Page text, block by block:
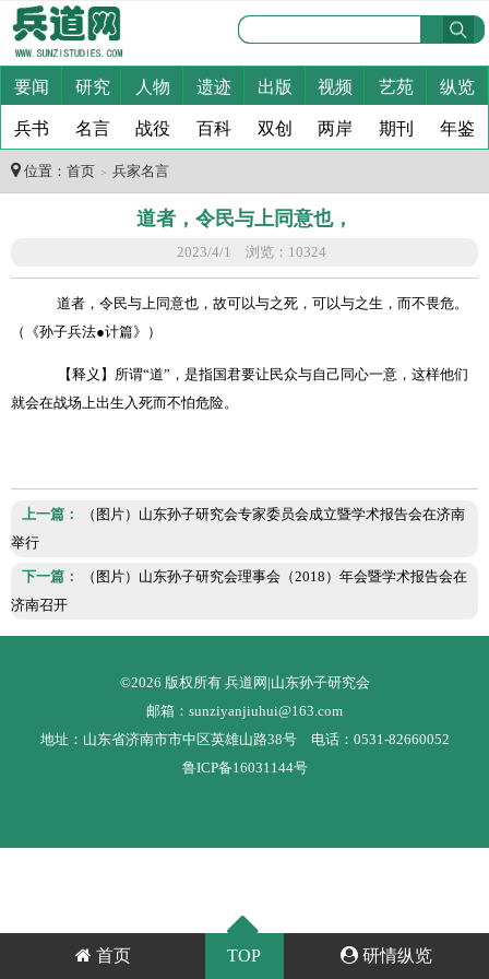
要闻 研究 人物 遗迹 出版 视频 艺苑 纵览
兵书 名言 战役 百科 双创 两岸 期刊 年鉴
位置： 首页 ＞ 兵家名言
道者，令民与上同意也，
2023/4/1 浏览：10324
道者，令民与上同意也，故可以与之死，可以与之生，而不畏危。
（《孙子兵法●计篇》）
【释义 】所谓“道” ，是指国君要让民众与自己同心一意，这样他们
就会在战场上出生入死而不怕危险。
上一篇：
（图片）山东孙子研究会专家委员会成立暨学术报告会在济南
举行
下一篇：
（图片）山东孙子研究会理事会（2018）年会暨学术报告会在
济南召开
©2026 版权所有 兵道网|山东孙子研究会
邮箱：sunziyanjiuhui@163.com
地址：山东省济南市市中区英雄山路38号 电话：0531-82660052
鲁ICP备16031144号
首页 TOP 研情纵览